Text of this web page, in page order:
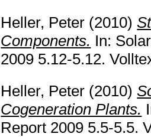
Heller, Peter (2010)
Components. In:
2009 5.12-5.12.
Heller, Peter (2010)
Cogeneration Plants.
Report 2009 5.5-5.5.